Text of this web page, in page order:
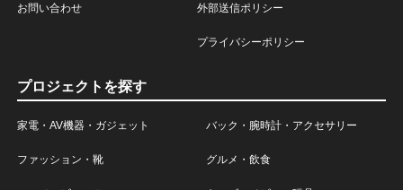
お問い合わせ 外部送信ポリシー
プライバシーポリシー
プロジェクトを探す
家電・AV機器・ガジェット バック・腕時計・アクセサリー
ファッション・靴 グルメ・飲食